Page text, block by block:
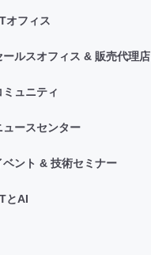
オフィス
ールスオフィス & 販売代理店
ミュニティ
ュースセンター
ベント & 技術セミナー
とAI